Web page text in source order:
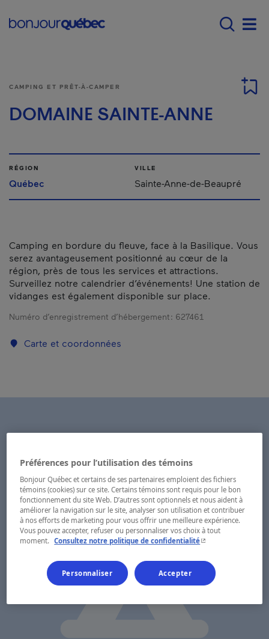
Main navigation -
CAMPING ET PRÊT-À-CAMPER
DOMAINE SAINTE-ANNE
RÉGION
Québec
VILLE
Sainte-Anne-de-Beaupré
Camping en bordure du fleuve, face à la Basilique. Vous
serez avantageusement positionné au cœur de la
région, près de tous les services et attractions.
Surveillez notre calendrier d’événements! Une station de
vidanges est également disponible sur place.
Numéro d’enregistrement d’hébergement : 627461
Carte et coordonnées
Préférences pour l’utilisation des témoins
Bonjour Québec et certains de ses partenaires emploient des fichiers
témoins (cookies) sur ce site. Certains témoins sont requis pour le bon
fonctionnement du site Web. D’autres sont optionnels et nous aident à
améliorer la navigation sur le site, analyser son utilisation et contribuer
à nos efforts de marketing pour vous offrir une meilleure expérience.
Vous pouvez accepter, refuser ou personnaliser vos choix à tout
moment. Consultez notre politique de confidentialité- Cet hyperlien
Personnaliser Accepter